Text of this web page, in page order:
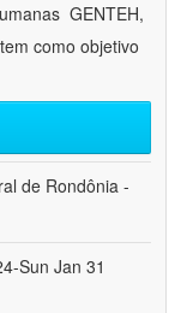
 GENTEH,
como objetivo
de Rondônia -
Sun Jan 31